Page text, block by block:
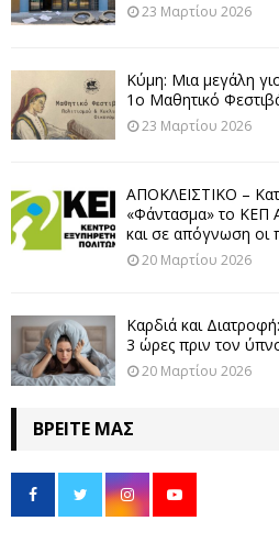
23 Μαρτίου 2026
Κύμη: Μια μεγάλη
1ο Μαθητικό
23 Μαρτίου 2026
ΑΠΟΚΛΕΙΣΤΙΚΟ –
«Φάντασμα» το ΚΕΠ
και σε απόγνωση οι
20 Μαρτίου 2026
Καρδιά και
3 ώρες πριν τον
20 Μαρτίου 2026
ΒΡΕΊΤΕ ΜΑΣ